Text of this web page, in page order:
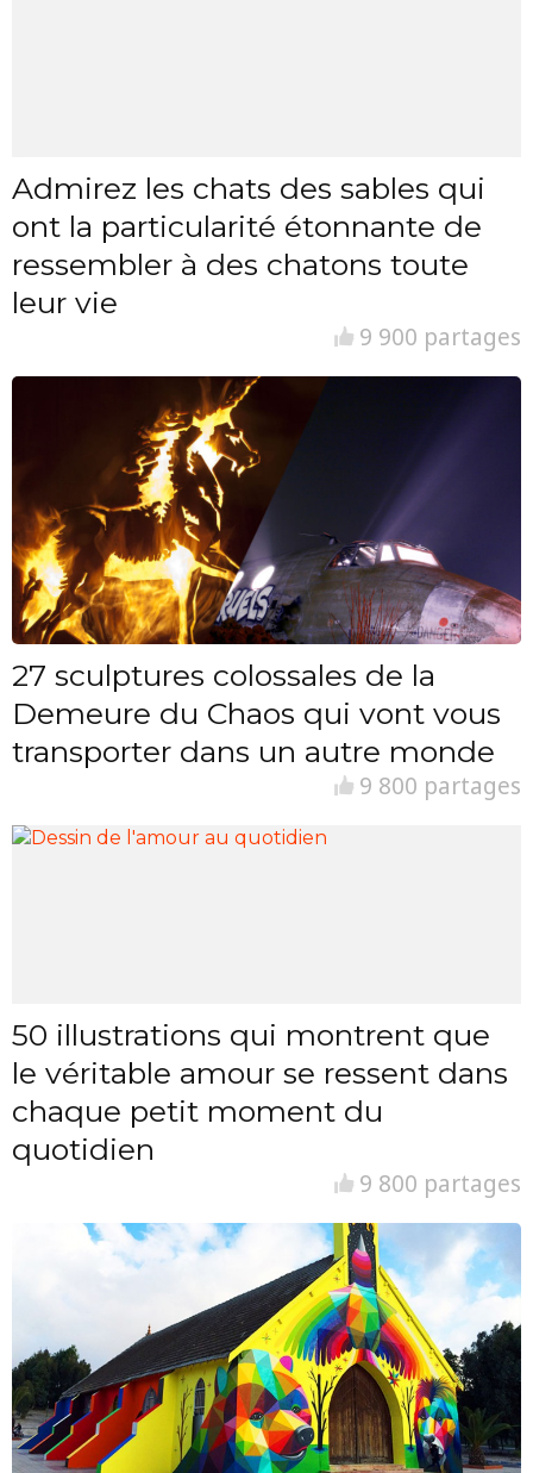
Admirez les chats des sables qui
ont la particularité étonnante de
ressembler à des chatons toute
leur vie
9 900 partages
27 sculptures colossales de la
Demeure du Chaos qui vont vous
transporter dans un autre monde
9 800 partages
50 illustrations qui montrent que
le véritable amour se ressent dans
chaque petit moment du
quotidien
9 800 partages